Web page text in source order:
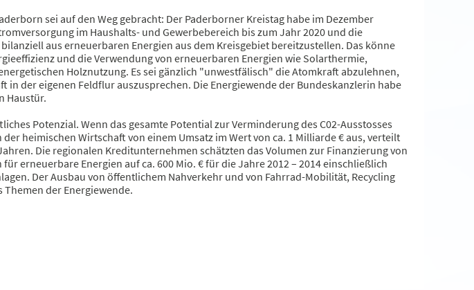
sei auf den Weg gebracht: Der Paderborner Kreistag habe im Dezember
im Haushalts- und Gewerbebereich bis zum Jahr 2020 und die
aus erneuerbaren Energien aus dem Kreisgebiet bereitzustellen. Das könne
und die Verwendung von erneuerbaren Energien wie Solarthermie,
Holznutzung. Es sei gänzlich "unwestfälisch" die Atomkraft abzulehnen,
in der eigenen Feldflur auszusprechen. Die Energiewende der Bundeskanzlerin habe
Haustür.
Potenzial. Wenn das gesamte Potential zur Verminderung des C02-Ausstosses
heimischen Wirtschaft von einem Umsatz im Wert von ca. 1 Milliarde € aus, verteilt
Die regionalen Kreditunternehmen schätzten das Volumen zur Finanzierung von
erneuerbare Energien auf ca. 600 Mio. € für die Jahre 2012 – 2014 einschließlich
Der Ausbau von öffentlichem Nahverkehr und von Fahrrad-Mobilität, Recycling
der Energiewende.